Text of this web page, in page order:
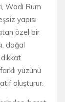
Wadi Rum
yapısı
özel bir
doğal
yüzünü
oluşturur.